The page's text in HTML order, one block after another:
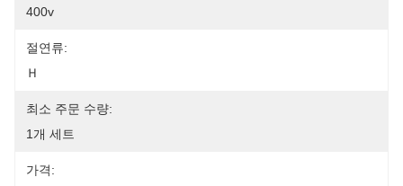
400v
절연류:
Ｈ
최소 주문 수량:
1개 세트
가격: